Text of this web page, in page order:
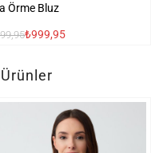
Örme Bluz
₺999,95